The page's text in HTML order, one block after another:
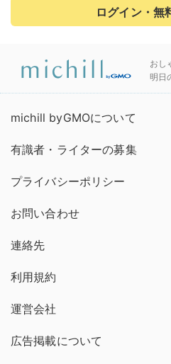
ログイン・無
おし
明日
michill byGMOについて
有識者・ライターの募集
プライバシーポリシー
お問い合わせ
連絡先
利用規約
運営会社
広告掲載について